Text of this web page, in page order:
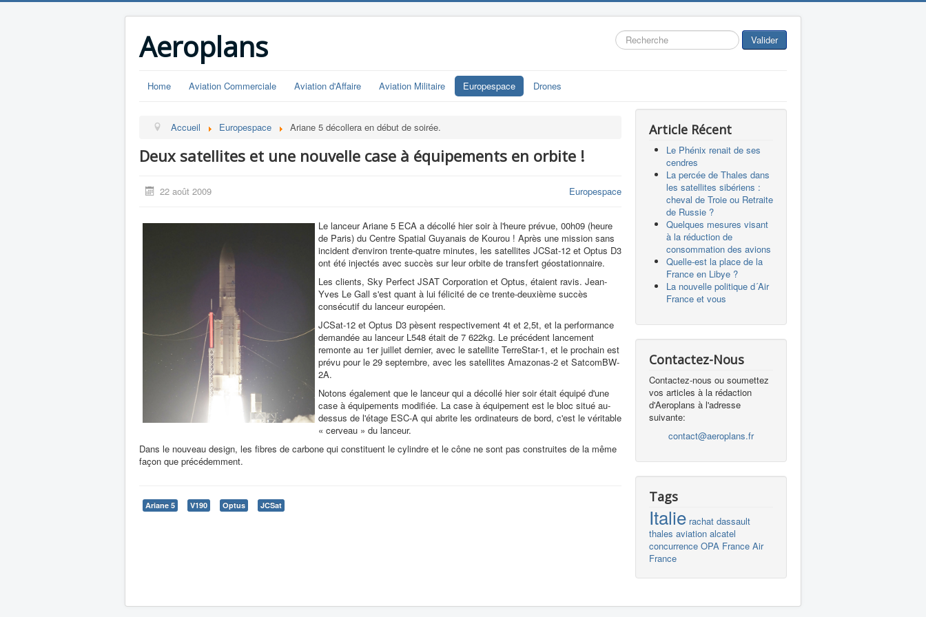
Aeroplans Rechercher Valider
Home Aviation Commerciale Aviation d'Affaire Aviation Militaire Europespace Drones
Accueil Europespace Ariane 5 décollera en début de soirée.
Deux satellites et une nouvelle case à équipements en orbite !
22 août 2009 Europespace
Le lanceur Ariane 5 ECA a décollé hier soir à l'heure prévue, 00h09 (heure
de Paris) du Centre Spatial Guyanais de Kourou ! Après une mission sans
incident d'environ trente-quatre minutes, les satellites JCSat-12 et Optus D3
ont été injectés avec succès sur leur orbite de transfert géostationnaire.
Les clients, Sky Perfect JSAT Corporation et Optus, étaient ravis. Jean-
Yves Le Gall s'est quant à lui félicité de ce trente-deuxième succès
consécutif du lanceur européen.
JCSat-12 et Optus D3 pèsent respectivement 4t et 2,5t, et la performance
demandée au lanceur L548 était de 7 622kg. Le précédent lancement
remonte au 1er juillet dernier, avec le satellite TerreStar-1, et le prochain est
prévu pour le 29 septembre, avec les satellites Amazonas-2 et SatcomBW-
2A.
Notons également que le lanceur qui a décollé hier soir était équipé d'une
case à équipements modifiée. La case à équipement est le bloc situé au-
dessus de l'étage ESC-A qui abrite les ordinateurs de bord, c'est le véritable
« cerveau » du lanceur.
Dans le nouveau design, les fibres de carbone qui constituent le cylindre et le cône ne sont pas construites de la même
façon que précédemment.
Ariane 5 V190 Optus JCSat
Article Récent
Le Phénix renait de ses
cendres
La percée de Thales dans
les satellites sibériens :
cheval de Troie ou Retraite
de Russie ?
Quelques mesures visant
à la réduction de
consommation des avions
Quelle-est la place de la
France en Libye ?
La nouvelle politique d´Air
France et vous
Contactez-Nous
Contactez-nous ou soumettez
vos articles à la rédaction
d'Aeroplans à l'adresse
suivante:
contact@aeroplans.fr
Tags
Italie rachat dassault
thales aviation alcatel
concurrence OPA France Air
France